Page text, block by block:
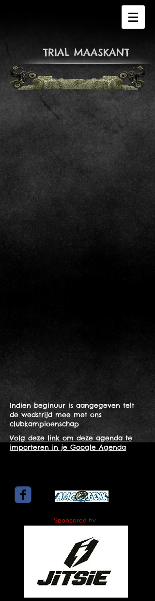
​TRIAL MAASKANT​
Indien beginuur is aangegeven telt
de wedstrijd mee met ons
clubkampioenschap
Volg deze link om deze agenda te
importeren in je Google Agenda
Sponsored by